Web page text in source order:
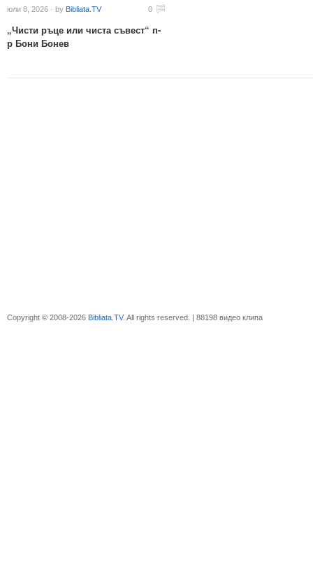
юли 8, 2026 · by Bibliata.TV 0
„Чисти ръце или чиста съвест“ п-
р Бони Бонев
Copyright © 2008-2026 Bibliata.TV. All rights reserved. | 88198 видео клипа